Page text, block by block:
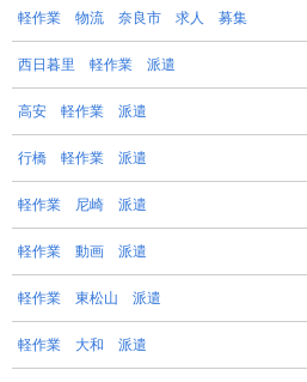
軽作業 物流 奈良市 求人 募集
西日暮里 軽作業 派遣
高安 軽作業 派遣
行橋 軽作業 派遣
軽作業 尼崎 派遣
軽作業 動画 派遣
軽作業 東松山 派遣
軽作業 大和 派遣